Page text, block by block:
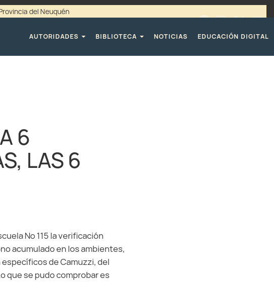
del Neuquén
AUTORIDADES
BIBLIOTECA NOTICIAS EDUCACIÓN DIGITAL
6
LAS 6
Nº 115 la verificación
acumulado en los ambientes,
de Camuzzi, del
que se pudo comprobar es